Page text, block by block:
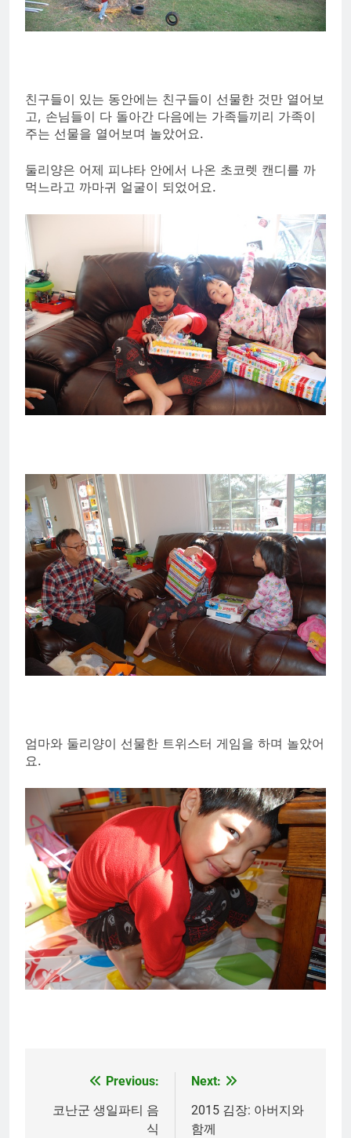
친구들이 있는 동안에는 친구들이 선물한 것만 열어보
고, 손님들이 다 돌아간 다음에는 가족들끼리 가족이
주는 선물을 열어보며 놀았어요.
둘리양은 어제 피냐타 안에서 나온 초코렛 캔디를 까
먹느라고 까마귀 얼굴이 되었어요.
엄마와 둘리양이 선물한 트위스터 게임을 하며 놀았어
요.
navigation
Previous:
코난군 생일파티 음
식
Next:
2015 김장: 아버지와
함께